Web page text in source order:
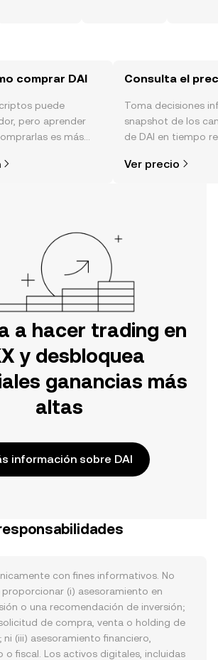
comprar DAI
puede
pero aprender
es más
móvil de
Consulta el
Toma decisiones
snapshot de los
de DAI en tiempo
Ver precio
a hacer trading en
y desbloquea
ganancias más
altas
información sobre DAI
con fines informativos. No
(i) asesoramiento en
o una recomendación de inversión;
de compra, venta o holding de
(iii) asesoramiento financiero,
o fiscal. Los activos digitales, incluidas